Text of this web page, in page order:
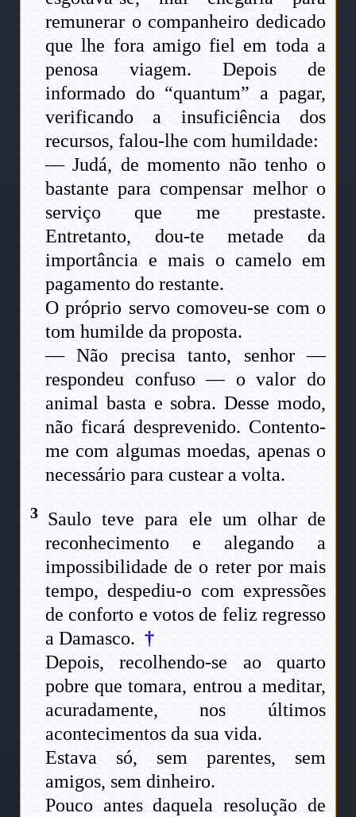
remunerar o companheiro dedicado
que lhe fora amigo fiel em toda a
penosa viagem. Depois de
informado do “quantum” a pagar,
verificando a insuficiência dos
recursos, falou-lhe com humildade:
— Judá, de momento não tenho o
bastante para compensar melhor o
serviço que me prestaste.
Entretanto, dou-te metade da
importância e mais o camelo em
pagamento do restante.
O próprio servo comoveu-se com o
tom humilde da proposta.
— Não precisa tanto, senhor —
respondeu confuso — o valor do
animal basta e sobra. Desse modo,
não ficará desprevenido. Contento-
me com algumas moedas, apenas o
necessário para custear a volta.
3 Saulo teve para ele um olhar de
reconhecimento e alegando a
impossibilidade de o reter por mais
tempo, despediu-o com expressões
de conforto e votos de feliz regresso
a Damasco. †
Depois, recolhendo-se ao quarto
pobre que tomara, entrou a meditar,
acuradamente, nos últimos
acontecimentos da sua vida.
Estava só, sem parentes, sem
amigos, sem dinheiro.
Pouco antes daquela resolução de